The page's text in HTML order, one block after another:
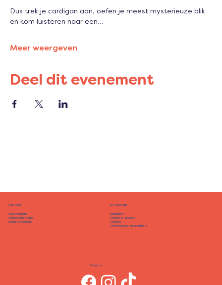
Dus trek je cardigan aan, oefen je meest mysterieuze blik
en kom luisteren naar een…
Meer weergeven
Deel dit evenement
Snel naar
Visit Moerdijk
Aanmelden event
Ontdek Moerdijk
UIT Moerdijk
Disclaimer
Privacy & cookies
Contact
Samenwerkende partners
Volg ons